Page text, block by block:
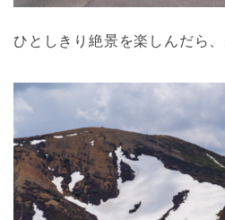
ひとしきり絶景を楽しんだら、